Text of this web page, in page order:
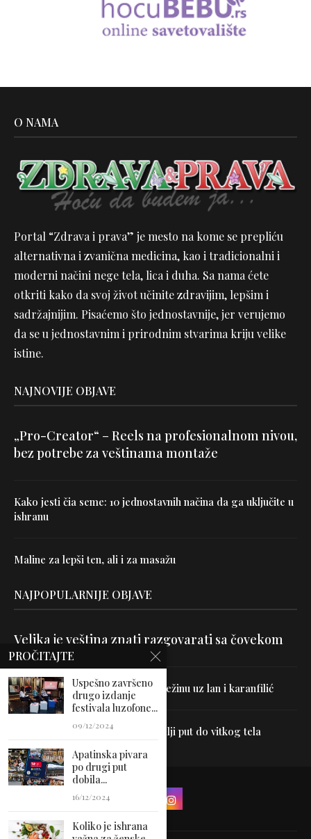
O NAMA
Portal “Zdrava i prava” je mesto na kome se prepliću
alternativna i zvanična medicina, kao i tradicionalni i
moderni načini nege tela, lica i duha. Sa nama ćete
otkriti kako da svoj život učinite zdravijim, lepšim i
sadržajnijim. Pisaćemo što jednostavnije, jer verujemo
da se u jednostavnim i prirodnim stvarima kriju velike
istine.
NAJNOVIJE OBJAVE
„Pro-Creator“ – Reels na profesionalnom nivou,
bez potrebe za veštinama montaže
Kako jesti čia seme: 10 jednostavnih načina da ga uključite u
ishranu
Maline za lepši ten, ali i za masažu
NAJPOPULARNIJE OBJAVE
Velika je veština znati razgovarati sa čovekom
Uništite parazite i normalizujte težinu uz lan i karanfilić
Dr Hajder: Akupunktura je najbolji put do vitkog tela
PROČITAJTE
Uspešno završeno
drugo izdanje
festivala luzofone...
09/12/2024
Apatinska pivara
po drugi put
dobila...
16/12/2024
Koliko je ishrana